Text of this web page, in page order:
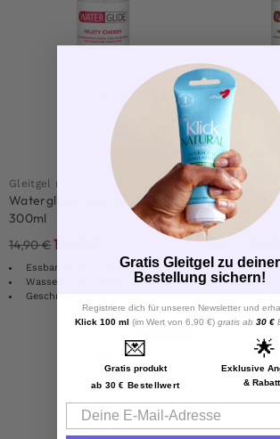
Gleitgel mit Kirschgeschmack
Waterglide Fruchtige Kirsche
300ml
14,90€10,90
Essbar, ideal für Oralsex
Wasserbasiertes Gleitmittel
Geschmack: Kirsche
Gleitmittel
Waterglide
300ml
14,90
Effizientes und
Made in
Gratis Gleitgel zu deiner
Bestellung sichern!
Registriere dich für unseren Newsletter und
Klick 100 ml (im Wert von 6,90 €) gratis ab 30 €
💌
Gratis produkt
ab 30 € Bestellwert
🌟
Exklusive
&
Email